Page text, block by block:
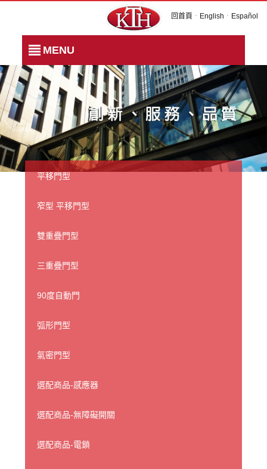
回首頁 ． English ． Español
MENU
平移門型
窄型 平移門型
雙重疊門型
三重疊門型
90度自動門
弧形門型
氣密門型
選配商品-感應器
選配商品-無障礙開關
選配商品-電鎖